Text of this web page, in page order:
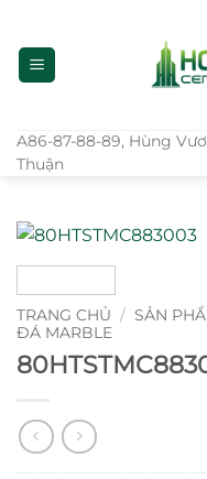
A86-87-88-89, Hùng
Thuận
TRANG CHỦ / SẢN
ĐÁ MARBLE